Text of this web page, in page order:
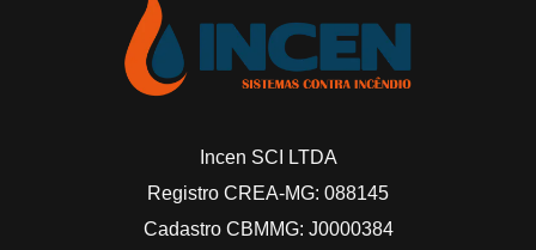
Incen SCI LTDA
Registro CREA-MG: 088145
Cadastro CBMMG: J0000384